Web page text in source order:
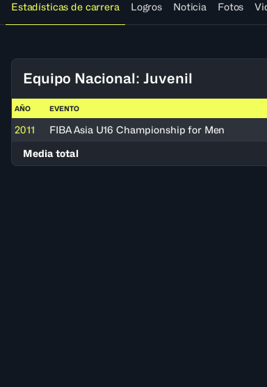
Estadísticas de carrera
Logros Noticia Fotos
Equipo Nacional: Juvenil
AÑO EVENTO
2011 FIBA Asia U16 Championship for Men
Media total